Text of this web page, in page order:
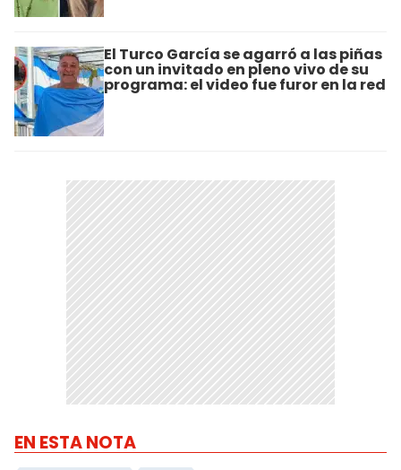
El Turco García se agarró a las piñas
con un invitado en pleno vivo de su
programa: el video fue furor en la red
EN ESTA NOTA